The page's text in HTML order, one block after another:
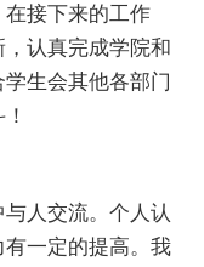
接下来的工作
认真完成学院和
生会其他各部门
人交流。个人认
一定的提高。我